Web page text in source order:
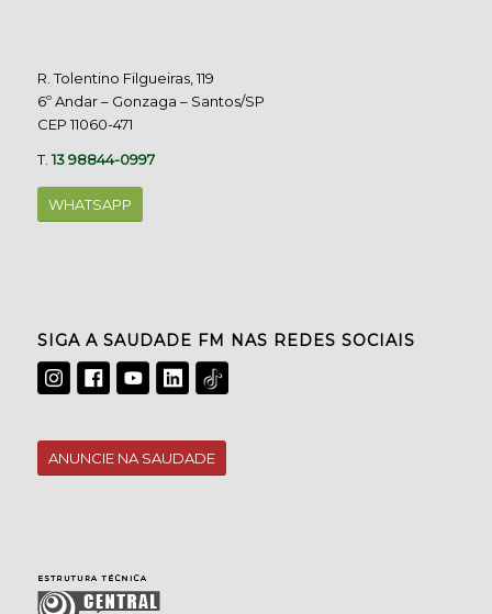
R. Tolentino Filgueiras, 119
6º Andar – Gonzaga – Santos/SP
CEP 11060-471
T.13 98844-0997
WHATSAPP
SIGA A SAUDADE FM NAS REDES SOCIAIS
ANUNCIE NA SAUDADE